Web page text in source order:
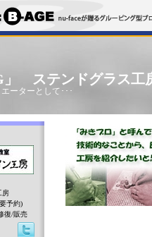
」 ステンドグラス工
ーターとして･･･
房
予約)
復/販売